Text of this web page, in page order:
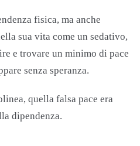
fisica, ma anche
sua vita come un sedativo,
e trovare un minimo di pace
senza speranza.
quella falsa pace era
dipendenza.